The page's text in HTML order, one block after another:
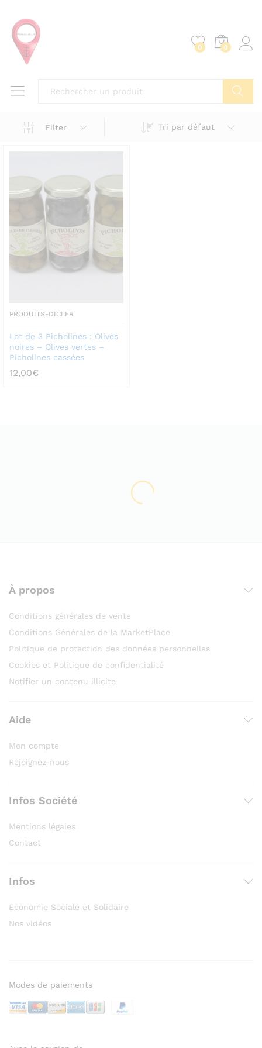
0 0
Filter Tri par défaut
PRODUITS-DICI.FR
Lot de 3 Picholines : Olives
noires – Olives vertes –
Picholines cassées
12,00€
À propos
Conditions générales de vente
Conditions Générales de la MarketPlace
Politique de protection des données personnelles
Cookies et Politique de confidentialité
Notifier un contenu illicite
Aide
Mon compte
Rejoignez-nous
Infos Société
Mentions légales
Contact
Infos
Economie Sociale et Solidaire
Nos vidéos
Modes de paiements